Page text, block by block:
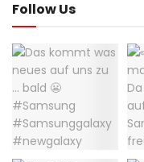
Follow Us